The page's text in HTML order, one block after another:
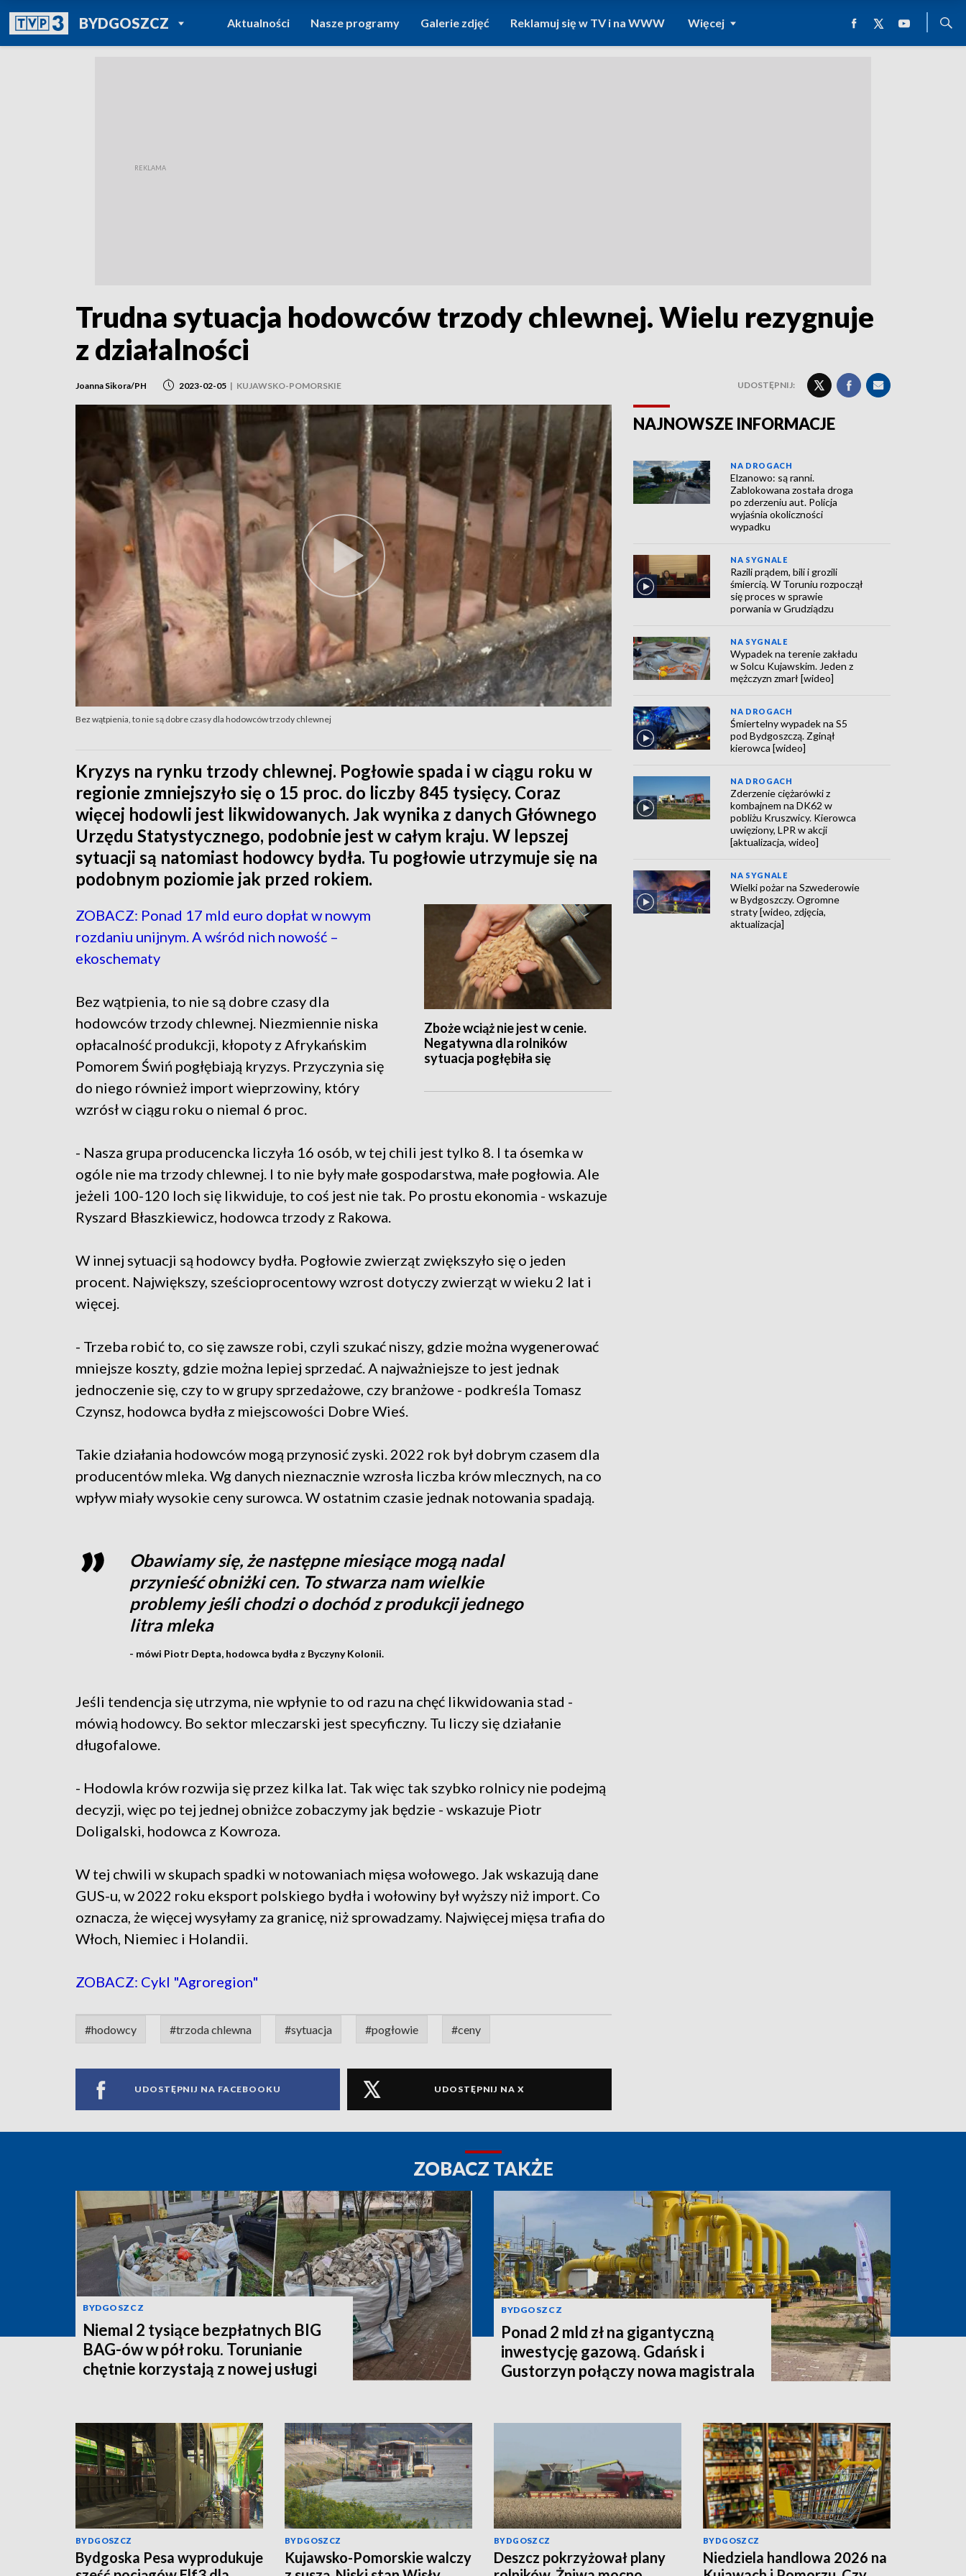
BYDGOSZCZPOWRÓT DO
TVP REGIONY
Aktualności Nasze programy Galerie zdjęć Reklamuj się w TV i na WWW Więcej
Trudna sytuacja hodowców trzody chlewnej. Wielu rezygnuje
z działalności
Joanna Sikora/PH 2023-02-05 | KUJAWSKO-POMORSKIE UDOSTĘPNIJ:
Bez wątpienia, to nie są dobre czasy dla hodowców trzody chlewnej
Kryzys na rynku trzody chlewnej. Pogłowie spada i w ciągu roku w
regionie zmniejszyło się o 15 proc. do liczby 845 tysięcy. Coraz
więcej hodowli jest likwidowanych. Jak wynika z danych Głównego
Urzędu Statystycznego, podobnie jest w całym kraju. W lepszej
sytuacji są natomiast hodowcy bydła. Tu pogłowie utrzymuje się na
podobnym poziomie jak przed rokiem.
Zboże wciąż nie jest w cenie.
Negatywna dla rolników
sytuacja pogłębiła się
ZOBACZ: Ponad 17 mld euro dopłat w nowym
rozdaniu unijnym. A wśród nich nowość –
ekoschematy
Bez wątpienia, to nie są dobre czasy dla
hodowców trzody chlewnej. Niezmiennie niska
opłacalność produkcji, kłopoty z Afrykańskim
Pomorem Świń pogłębiają kryzys. Przyczynia się
do niego również import wieprzowiny, który
wzrósł w ciągu roku o niemal 6 proc.
- Nasza grupa producencka liczyła 16 osób, w tej chili jest tylko 8. I ta ósemka w
ogóle nie ma trzody chlewnej. I to nie były małe gospodarstwa, małe pogłowia. Ale
jeżeli 100-120 loch się likwiduje, to coś jest nie tak. Po prostu ekonomia - wskazuje
Ryszard Błaszkiewicz, hodowca trzody z Rakowa.
W innej sytuacji są hodowcy bydła. Pogłowie zwierząt zwiększyło się o jeden
procent. Największy, sześcioprocentowy wzrost dotyczy zwierząt w wieku 2 lat i
więcej.
- Trzeba robić to, co się zawsze robi, czyli szukać niszy, gdzie można wygenerować
mniejsze koszty, gdzie można lepiej sprzedać. A najważniejsze to jest jednak
jednoczenie się, czy to w grupy sprzedażowe, czy branżowe - podkreśla Tomasz
Czynsz, hodowca bydła z miejscowości Dobre Wieś.
Takie działania hodowców mogą przynosić zyski. 2022 rok był dobrym czasem dla
producentów mleka. Wg danych nieznacznie wzrosła liczba krów mlecznych, na co
wpływ miały wysokie ceny surowca. W ostatnim czasie jednak notowania spadają.
Obawiamy się, że następne miesiące mogą nadal
przynieść obniżki cen. To stwarza nam wielkie
problemy jeśli chodzi o dochód z produkcji jednego
litra mleka
- mówi Piotr Depta, hodowca bydła z Byczyny Kolonii.
Jeśli tendencja się utrzyma, nie wpłynie to od razu na chęć likwidowania stad -
mówią hodowcy. Bo sektor mleczarski jest specyficzny. Tu liczy się działanie
długofalowe.
- Hodowla krów rozwija się przez kilka lat. Tak więc tak szybko rolnicy nie podejmą
decyzji, więc po tej jednej obniżce zobaczymy jak będzie - wskazuje Piotr
Doligalski, hodowca z Kowroza.
W tej chwili w skupach spadki w notowaniach mięsa wołowego. Jak wskazują dane
GUS-u, w 2022 roku eksport polskiego bydła i wołowiny był wyższy niż import. Co
oznacza, że więcej wysyłamy za granicę, niż sprowadzamy. Najwięcej mięsa trafia do
Włoch, Niemiec i Holandii.
ZOBACZ: Cykl "Agroregion"
#hodowcy #trzoda chlewna #sytuacja #pogłowie #ceny
UDOSTĘPNIJ NA FACEBOOKU UDOSTĘPNIJ NA X
NAJNOWSZE INFORMACJE
NA DROGACH
Elzanowo: są ranni.
Zablokowana została droga
po zderzeniu aut. Policja
wyjaśnia okoliczności
wypadku
NA SYGNALE
Razili prądem, bili i grozili
śmiercią. W Toruniu rozpoczął
się proces w sprawie
porwania w Grudziądzu
NA SYGNALE
Wypadek na terenie zakładu
w Solcu Kujawskim. Jeden z
mężczyzn zmarł [wideo]
NA DROGACH
Śmiertelny wypadek na S5
pod Bydgoszczą. Zginął
kierowca [wideo]
NA DROGACH
Zderzenie ciężarówki z
kombajnem na DK62 w
pobliżu Kruszwicy. Kierowca
uwięziony, LPR w akcji
[aktualizacja, wideo]
NA SYGNALE
Wielki pożar na Szwederowie
w Bydgoszczy. Ogromne
straty [wideo, zdjęcia,
aktualizacja]
ZOBACZ TAKŻE
BYDGOSZCZ
Niemal 2 tysiące bezpłatnych BIG
BAG-ów w pół roku. Torunianie
chętnie korzystają z nowej usługi
BYDGOSZCZ
Ponad 2 mld zł na gigantyczną
inwestycję gazową. Gdańsk i
Gustorzyn połączy nowa magistrala
BYDGOSZCZ
Bydgoska Pesa wyprodukuje
BYDGOSZCZ
Kujawsko-Pomorskie walczy
BYDGOSZCZ
Deszcz pokrzyżował plany
BYDGOSZCZ
Niedziela handlowa 2026 na